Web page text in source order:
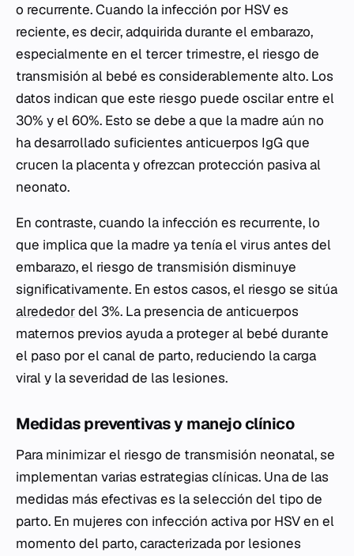
o recurrente. Cuando la infección por HSV es
reciente, es decir, adquirida durante el embarazo,
especialmente en el tercer trimestre, el riesgo de
transmisión al bebé es considerablemente alto. Los
datos indican que este riesgo puede oscilar entre el
30% y el 60%. Esto se debe a que la madre aún no
ha desarrollado suficientes anticuerpos IgG que
crucen la placenta y ofrezcan protección pasiva al
neonato.
En contraste, cuando la infección es recurrente, lo
que implica que la madre ya tenía el virus antes del
embarazo, el riesgo de transmisión disminuye
significativamente. En estos casos, el riesgo se sitúa
alrededordel 3%. La presencia de anticuerpos
maternos previos ayuda a proteger al bebé durante
el paso por el canal de parto, reduciendo la carga
viral y la severidad de las lesiones.
Medidas preventivas y manejo clínico
Para minimizar el riesgo de transmisión neonatal, se
implementan varias estrategias clínicas. Una de las
medidas más efectivas es la selección del tipo de
parto. En mujeres con infección activa por HSV en el
momento del parto, caracterizada por lesiones